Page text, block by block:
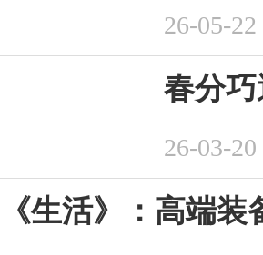
26-05-
春分
26-03-
《生活》：高端